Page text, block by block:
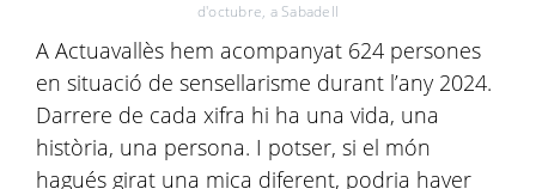
d'octubre, a Sabadell
A Actuavallès hem acompanyat 624 persones
en situació de sensellarisme durant l’any 2024.
Darrere de cada xifra hi ha una vida, una
història, una persona. I potser, si el món
hagués girat una mica diferent, podria haver